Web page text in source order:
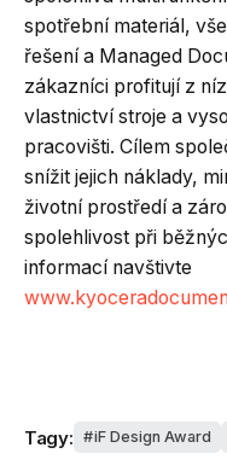
spotřební materiál,
řešení a Managed
zákazníci profitují z
vlastnictví stroje a
pracovišti. Cílem
snížit jejich náklady,
životní prostředí a
spolehlivost při
informací navštivte
Tagy: iF Design Award